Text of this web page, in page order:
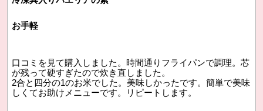
お手軽
口コミを見て購入しました。時間通りフライパンで調理。芯
が残って硬すぎたので炊き直しました。
2合と四分の1のお米でした。美味しかったです。簡単で美味
しくてお助けメニューです。リピートします。